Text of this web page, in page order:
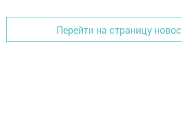
Перейти на страницу